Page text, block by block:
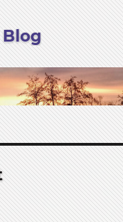
Blog